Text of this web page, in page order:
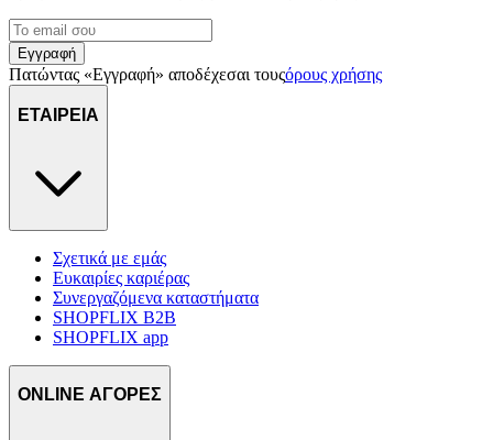
πληροφορίες σχετικά με την από μέρους σας χρήση της
τοποθεσίας μας στους συνεργάτες μέσων κοινωνικής
δικτύωσης, διαφημίσεων και ανάλυσης.
Εγγραφή
Πατώντας «Εγγραφή» αποδέχεσαι τουςόρους χρήσης
ΕΤΑΙΡΕΙΑ
Σχετικά με εμάς
Ευκαιρίες καριέρας
Συνεργαζόμενα καταστήματα
SHOPFLIX B2B
SHOPFLIX app
ONLINE ΑΓΟΡΕΣ